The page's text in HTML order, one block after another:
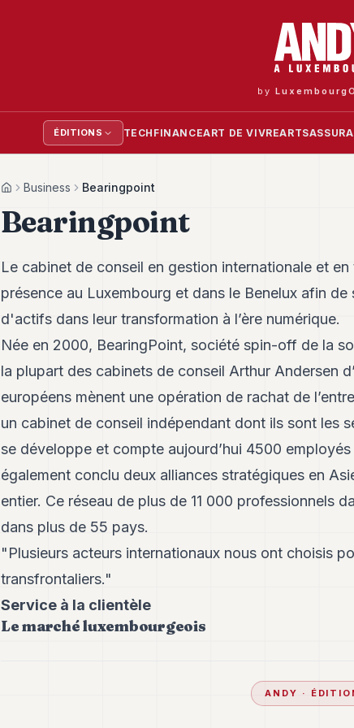
by
ÉDITIONS TECH FINANCEART DE VIVREARTS
HomeBusiness Bearingpoint
Bearingpoint
Le cabinet de conseil en gestion internationale et
présence au Luxembourg et dans le Benelux afin
d'actifs dans leur transformation à l’ère numérique.
Née en 2000, BearingPoint, société spin-off de la
la plupart des cabinets de conseil Arthur Andersen
européens mènent une opération de rachat de
un cabinet de conseil indépendant dont ils sont les
se développe et compte aujourd’hui 4500
également conclu deux alliances stratégiques en
entier. Ce réseau de plus de 11 000 professionnels
dans plus de 55 pays.
"Plusieurs acteurs internationaux nous ont choisis
transfrontaliers."
Service à la clientèle
Le marché luxembourgeois
ANDY ·